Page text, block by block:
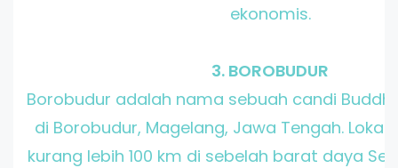
ekonomis.
3. BOROBUDUR
Borobudur adalah nama sebuah candi
di Borobudur, Magelang, Jawa Tengah.
kurang lebih 100 km di sebelah barat daya